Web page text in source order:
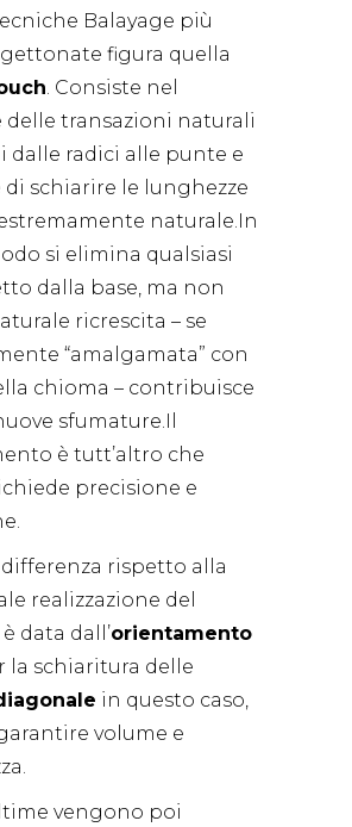
Balayage più
figura quella
. Consiste nel
delle transazioni naturali
dalle radici alle punte e
di schiarire le lunghezze
naturale.In
si elimina qualsiasi
dalla base, ma non
ricrescita – se
“amalgamata” con
chioma – contribuisce
sfumature.Il
è tutt’altro che
precisione e
rispetto alla
realizzazione del
data dall’orientamento
la schiaritura delle
in questo caso,
volume e
vengono poi